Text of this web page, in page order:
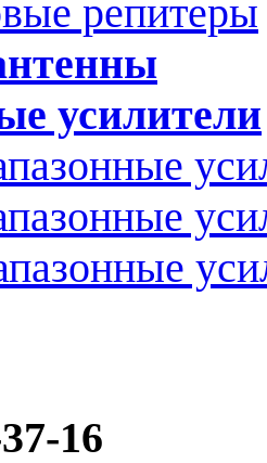
репитеры
усилители
16